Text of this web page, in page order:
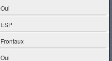
Oui
ESP
Frontaux
Oui